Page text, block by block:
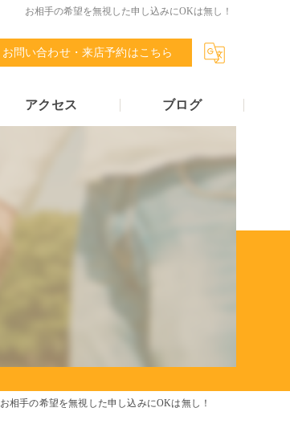
お相手の希望を無視した申し込みにOKは無し！
お問い合わせ・来店予約はこちら
アクセス ブログ
お相手の希望を無視した申し込みにOKは無し！